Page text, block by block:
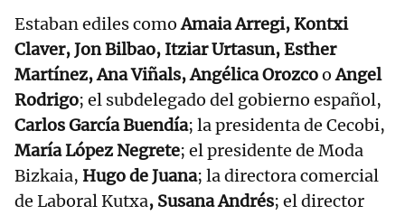
Estaban ediles comoAmaia Arregi, Kontxi
Claver, Jon Bilbao, Itziar Urtasun, Esther
Martínez, Ana Viñals, Angélica OrozcooAngel
Rodrigo; el subdelegado del gobierno español,
Carlos García Buendía; la presidenta de Cecobi,
María López Negrete; el presidente de Moda
Bizkaia, Hugo de Juana; la directora comercial
de Laboral Kutxa, Susana Andrés; el director